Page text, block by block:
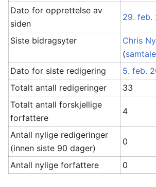
Dato for opprettelse av
siden
29. feb.
Siste bidragsyter
Chris
(samtale
Dato for siste redigering
5. feb.
Totalt antall redigeringer
33
Totalt antall forskjellige
forfattere
4
Antall nylige redigeringer
(innen siste 90 dager)
0
Antall nylige forfattere 0